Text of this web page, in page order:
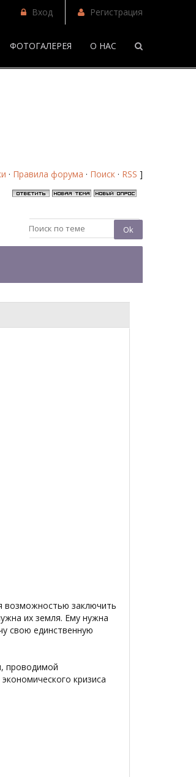
Вход Регистрация
ФОТОГАЛЕРЕЯ О НАС
· Правила форума · Поиск · RSS ]
возможностью заключить
их земля. Ему нужна
свою единственную
проводимой
кризиса